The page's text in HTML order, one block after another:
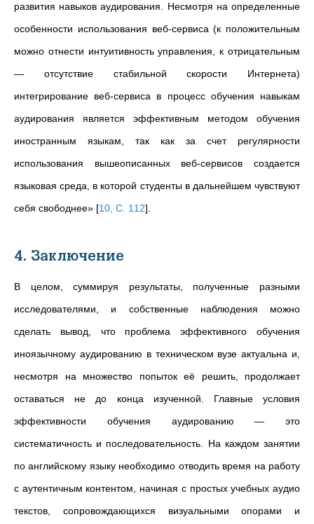
развития навыков аудирования. Несмотря на определенные
особенности использования веб-сервиса (к положительным
можно отнести интуитивность управления, к отрицательным
— отсутствие стабильной скорости Интернета)
интегрирование веб-сервиса в процесс обучения навыкам
аудирования является эффективным методом обучения
иностранным языкам, так как за счет регулярности
использования вышеописанных веб-сервисов создается
языковая среда, в которой студенты в дальнейшем чувствуют
себя свободнее» [10, С. 112]
4. Заключение
В целом, суммируя результаты, полученные разными
исследователями, и собственные наблюдения можно
сделать вывод, что проблема эффективного обучения
иноязычному аудированию в техническом вузе актуальна и,
несмотря на множество попыток её решить, продолжает
оставаться не до конца изученной. Главные условия
эффективности обучения аудированию — это
систематичность и последовательность. На каждом занятии
по английскому языку необходимо отводить время на работу
с аутентичным контентом, начиная с простых учебных аудио
текстов, сопровождающихся визуальными опорами и